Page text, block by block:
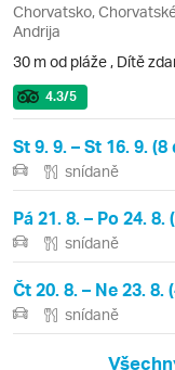
Chorvatsko,
Andrija
30 m od pláže , Dítě
4.3/5
St 9. 9. – St 16. 9. (8
snídaně
Pá 21. 8. – Po 24. 8.
snídaně
Čt 20. 8. – Ne 23. 8.
snídaně